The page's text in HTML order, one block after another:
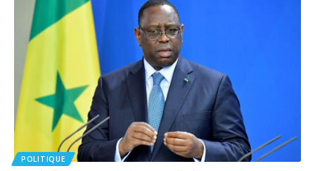
POLITIQUE